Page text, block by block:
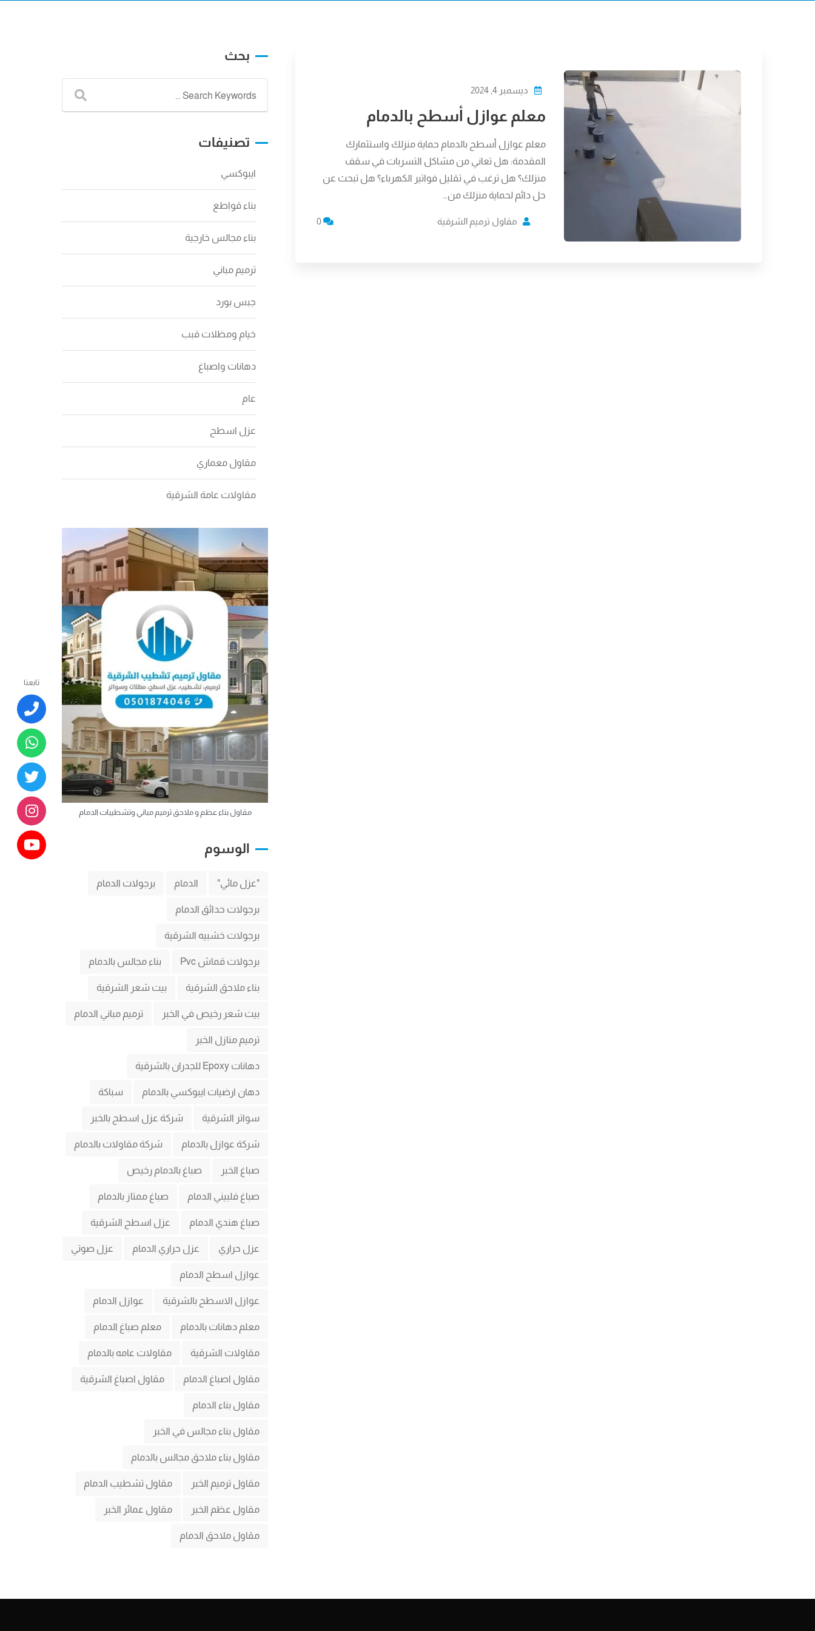
ديسمبر 4, 2024
معلم عوازل أسطح بالدمام
معلم عوازل أسطح بالدمام حماية منزلك واستثمارك
المقدمة: هل تعاني من مشاكل التسربات في سقف
منزلك؟ هل ترغب في تقليل فواتير الكهرباء؟ هل تبحث عن
حل دائم لحماية منزلك من…
مقاول ترميم الشرقية 0
بحث
تصنيفات
ايبوكسي
بناء قواطع
بناء مجالس خارجية
ترميم مباني
جبس بورد
خيام ومظلات قبب
دهانات واصباغ
عام
عزل اسطح
مقاول معماري
مقاولات عامة الشرقية
مقاول بناء عظم و ملاحق ترميم مباني وتشطيبات الدمام
الوسوم
"عزل مائي" الدمام برجولات الدمام
برجولات حدائق الدمام
برجولات خشبيه الشرقية
برجولات قماش Pvc بناء مجالس بالدمام
بناء ملاحق الشرقية بيت شعر الشرقية
بيت شعر رخيص في الخبر ترميم مباني الدمام
ترميم منازل الخبر
دهانات Epoxy للجدران بالشرقية
دهان ارضيات ايبوكسي بالدمام سباكة
سواتر الشرقية شركة عزل اسطح بالخبر
شركة عوازل بالدمام شركة مقاولات بالدمام
صباغ الخبر صباغ بالدمام رخيص
صباغ فلبيني الدمام صباغ ممتاز بالدمام
صباغ هندي الدمام عزل اسطح الشرقية
عزل حراري عزل حراري الدمام عزل صوتي
عوازل اسطح الدمام
عوازل الاسطح بالشرقية عوازل الدمام
معلم دهانات بالدمام معلم صباغ الدمام
مقاولات الشرقية مقاولات عامه بالدمام
مقاول اصباغ الدمام مقاول اصباغ الشرقية
مقاول بناء الدمام
مقاول بناء مجالس في الخبر
مقاول بناء ملاحق مجالس بالدمام
مقاول ترميم الخبر مقاول تشطيب الدمام
مقاول عظم الخبر مقاول عمائر الخبر
مقاول ملاحق الدمام
تابعنا